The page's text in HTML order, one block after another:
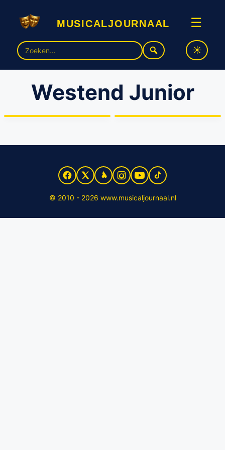
musicaljournaal ☰
Zoek
naar:
Westend Junior
Westend en Westend
Junior treden samen op
tijdens Hoornse
Westend Junior brengt
jong talent met musical
© 2010 - 2026 www.musicaljournaal.nl